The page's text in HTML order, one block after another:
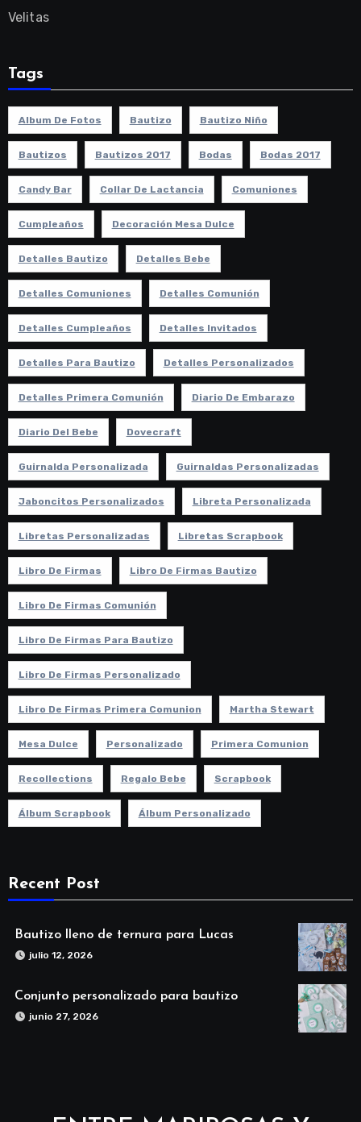
Velitas
Tags
Album De Fotos Bautizo Bautizo Niño
Bautizos Bautizos 2017 Bodas Bodas 2017
Candy Bar Collar De Lactancia Comuniones
Cumpleaños Decoración Mesa Dulce
Detalles Bautizo Detalles Bebe
Detalles Comuniones Detalles Comunión
Detalles Cumpleaños Detalles Invitados
Detalles Para Bautizo Detalles Personalizados
Detalles Primera Comunión Diario De Embarazo
Diario Del Bebe Dovecraft
Guirnalda Personalizada Guirnaldas Personalizadas
Jaboncitos Personalizados Libreta Personalizada
Libretas Personalizadas Libretas Scrapbook
Libro De Firmas Libro De Firmas Bautizo
Libro De Firmas Comunión
Libro De Firmas Para Bautizo
Libro De Firmas Personalizado
Libro De Firmas Primera Comunion Martha Stewart
Mesa Dulce Personalizado Primera Comunion
Recollections Regalo Bebe Scrapbook
Álbum Scrapbook Álbum Personalizado
Recent Post
Bautizo lleno de ternura para Lucas
julio 12, 2026
Conjunto personalizado para bautizo
junio 27, 2026